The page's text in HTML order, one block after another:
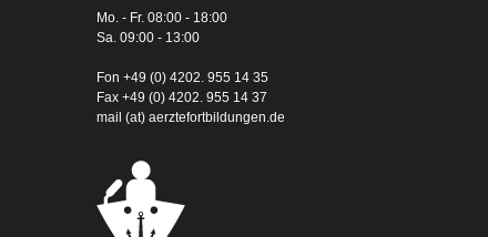
Mo. - Fr. 08:00 - 18:00
Sa. 09:00 - 13:00
Fon +49 (0) 4202. 955 14 35
Fax +49 (0) 4202. 955 14 37
mail (at) aerztefortbildungen.de